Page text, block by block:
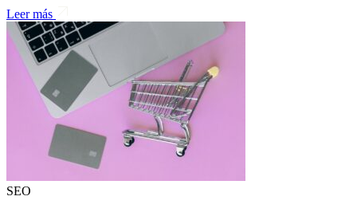
Leer más
SEO